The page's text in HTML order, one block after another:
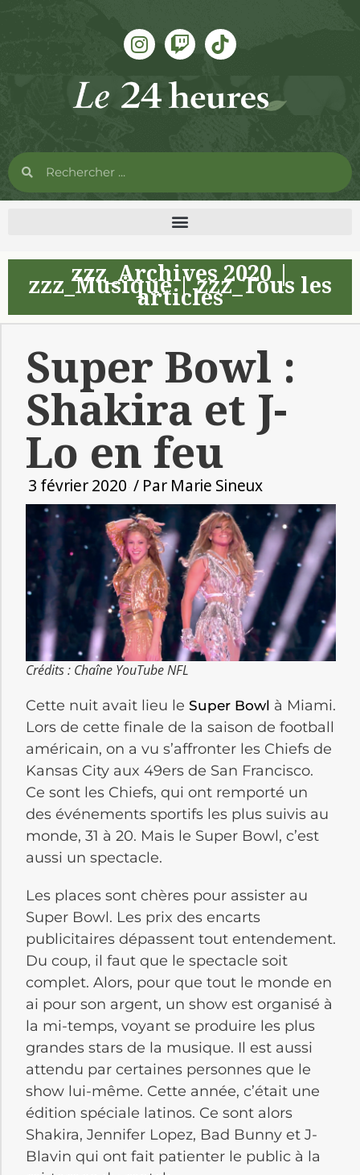
zzz_Archives 2020|
zzz_Musique|zzz_Tous les
articles
Super Bowl :
Shakira et J-
Lo en feu
3 février 2020 / Par Marie Sineux
Crédits : Chaîne YouTube NFL
Cette nuit avait lieu le Super Bowl à Miami.
Lors de cette finale de la saison de football
américain, on a vu s’affronter les Chiefs de
Kansas City aux 49ers de San Francisco.
Ce sont les Chiefs, qui ont remporté un
des événements sportifs les plus suivis au
monde, 31 à 20. Mais le Super Bowl, c’est
aussi un spectacle.
Les places sont chères pour assister au
Super Bowl. Les prix des encarts
publicitaires dépassent tout entendement.
Du coup, il faut que le spectacle soit
complet. Alors, pour que tout le monde en
ai pour son argent, un show est organisé à
la mi-temps, voyant se produire les plus
grandes stars de la musique. Il est aussi
attendu par certaines personnes que le
show lui-même. Cette année, c’était une
édition spéciale latinos. Ce sont alors
Shakira, Jennifer Lopez, Bad Bunny et J-
Blavin qui ont fait patienter le public à la